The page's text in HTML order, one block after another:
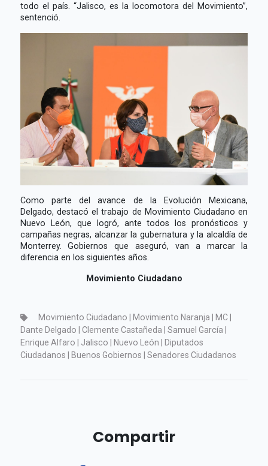
todo el país. “Jalisco, es la locomotora del Movimiento”,
sentenció.
Como parte del avance de la Evolución Mexicana,
Delgado, destacó el trabajo de Movimiento Ciudadano en
Nuevo León, que logró, ante todos los pronósticos y
campañas negras, alcanzar la gubernatura y la alcaldía de
Monterrey. Gobiernos que aseguró, van a marcar la
diferencia en los siguientes años.
Movimiento Ciudadano
Movimiento Ciudadano | Movimiento Naranja | MC |
Dante Delgado | Clemente Castañeda | Samuel García |
Enrique Alfaro | Jalisco | Nuevo León | Diputados
Ciudadanos | Buenos Gobiernos | Senadores Ciudadanos
Compartir